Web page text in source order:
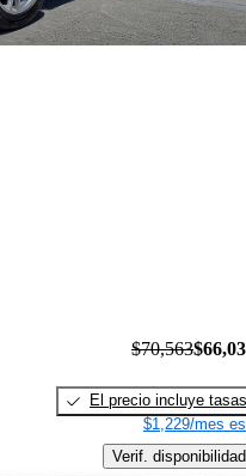
$70,563
El precio incluye tasas
$1,229/mes
Verif. disponibilidad